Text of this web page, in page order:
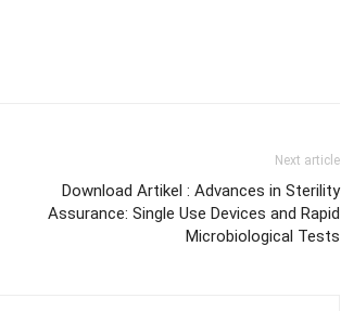
Next article
Download Artikel : Advances in Sterility
Assurance: Single Use Devices and Rapid
Microbiological Tests